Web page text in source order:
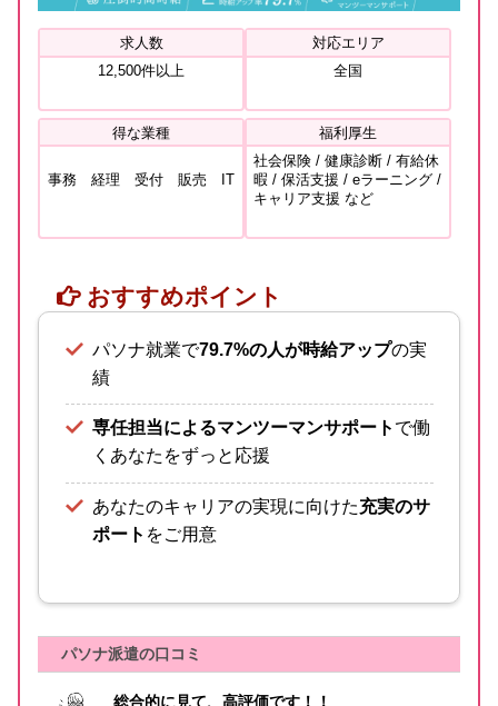
求人数
12,500件以上
対応エリア
全国
得な業種
事務 経理 受付 販売 IT
福利厚生
社会保険 / 健康診断 / 有給休
暇 / 保活支援 / eラーニング /
キャリア支援 など
おすすめポイント
パソナ就業で79.7%の人が時給アップの実
績
専任担当によるマンツーマンサポート で働
くあなたをずっと応援
あなたのキャリアの実現に向けた充実のサ
ポート をご用意
パソナ派遣の口コミ
総合的に見て、高評価です！！